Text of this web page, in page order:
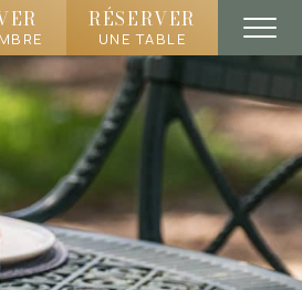
RÉSERVER
UNE TABLE